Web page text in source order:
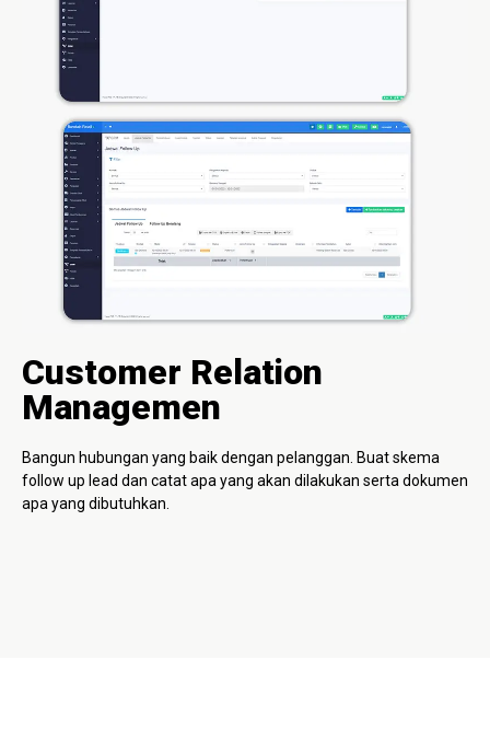
Customer Relation
Managemen
Bangun hubungan yang baik dengan pelanggan. Buat skema
follow up lead dan catat apa yang akan dilakukan serta dokumen
apa yang dibutuhkan.